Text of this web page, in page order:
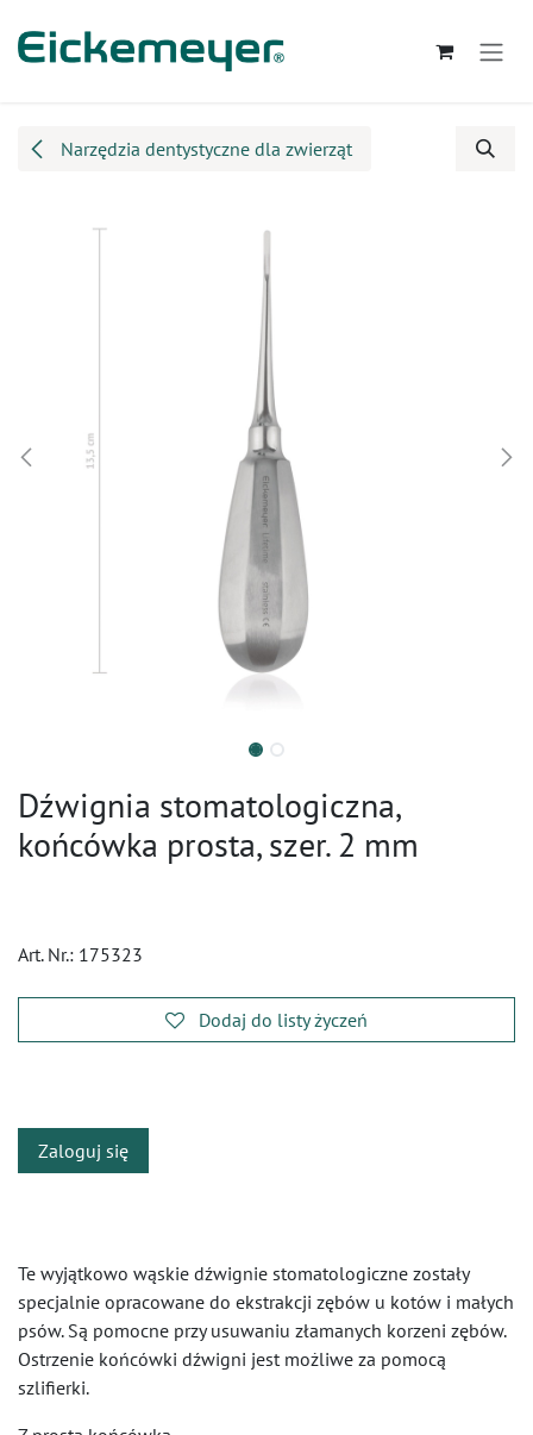
Narzędzia dentystyczne dla zwierząt
Dźwignia stomatologiczna,
końcówka prosta, szer. 2 mm
Art. Nr.: 175323
Dodaj do listy życzeń
Zaloguj się
Te wyjątkowo wąskie dźwignie stomatologiczne zostały
specjalnie opracowane do ekstrakcji zębów u kotów i małych
psów. Są pomocne przy usuwaniu złamanych korzeni zębów.
Ostrzenie końcówki dźwigni jest możliwe za pomocą
szlifierki.